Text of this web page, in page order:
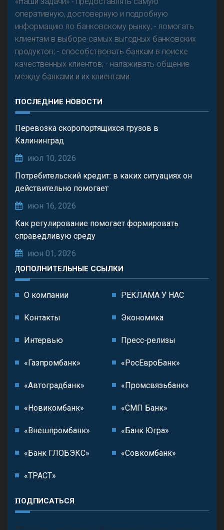
оперативную, достоверную и подробную
информацию по банковскому рынку; - помогать
клиентам в выборе самых выгодных банковских
продуктов; - способствовать банкам в поиске
качественных клиентов; - налаживать общение
между банками и их клиентами.
ПОСЛЕДНИЕ НОВОСТИ
Перевозка скоропортящихся грузов в
Калининград
июл 10, 2026
Потребительский кредит: в каких ситуациях он
действительно помогает
июн 16, 2026
Как регулирование помогает формировать
справедливую среду
июн 01, 2026
ДОПОЛНИТЕЛЬНЫЕ ССЫЛКИ
О компании РЕКЛАМА У НАС
Контакты Экономика
Интервью Пресс-релизы
«Газпромбанк» «РосЕвроБанк»
«Автоградбанк» «Промсвязьбанк»
«Новикомбанк» «СМП Банк»
«Внешпромбанк» «Банк Югра»
«Банк ГЛОБЭКС» «Совкомбанк»
«ТРАСТ»
ПОДПИСАТЬСЯ